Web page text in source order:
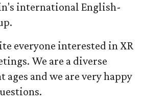
international English-
everyone interested in XR
We are a diverse
and we are very happy